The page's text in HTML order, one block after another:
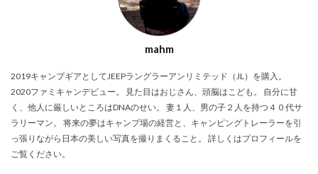
mahm
2019キャンプギアとしてJEEPラングラーアンリミテッド（JL）を購入。
2020ファミキャンデビュー。 見た目はおじさん、頭脳はこども。 自分に甘
く、他人に厳しいところはDNAのせい。 妻１人、男の子２人を持つ４０代サ
ラリーマン。 将来の夢はキャンプ場の経営と、キャンピングトレーラーを引
っ張りながら日本の美しい写真を撮りまくること。 詳しくはプロフィールを
ご覧ください。